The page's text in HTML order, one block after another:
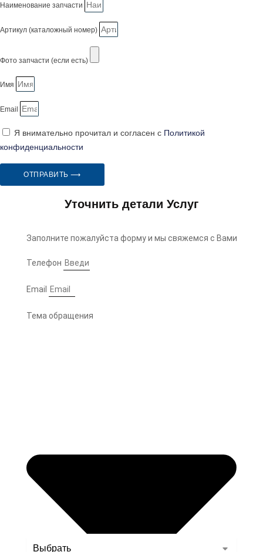
Наименование запчасти
Артикул (каталожный номер)
Фото запчасти (если есть)
Имя
Email
Я внимательно прочитал и согласен с Политикой
конфиденциальности
ОТПРАВИТЬ ⟶
Уточнить детали Услуг
Заполните пожалуйста форму и мы свяжемся с Вами
Телефон
Email
Тема обращения